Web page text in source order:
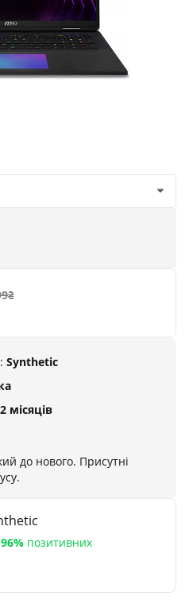
Synthetic
місяців
до нового. Присутні
96% позитивних